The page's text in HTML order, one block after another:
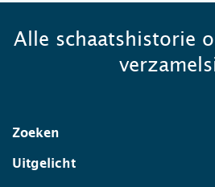
Alle schaatshistorie
Zoeken
Uitgelicht